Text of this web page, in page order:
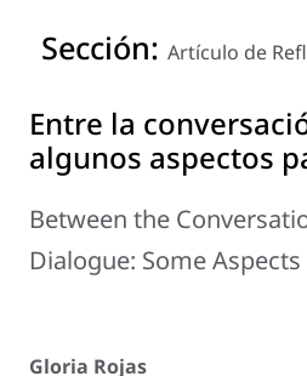
Sección: Artículo de
Entre la
algunos aspectos
Between the
Dialogue: Some
Gloria Rojas